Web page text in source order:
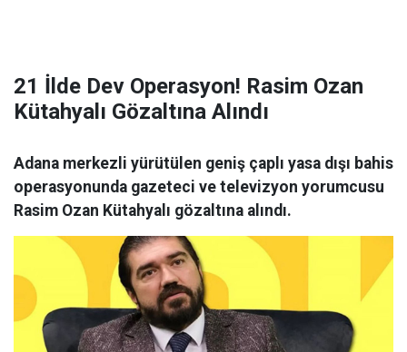
21 İlde Dev Operasyon! Rasim Ozan
Kütahyalı Gözaltına Alındı
Adana merkezli yürütülen geniş çaplı yasa dışı bahis
operasyonunda gazeteci ve televizyon yorumcusu
Rasim Ozan Kütahyalı gözaltına alındı.